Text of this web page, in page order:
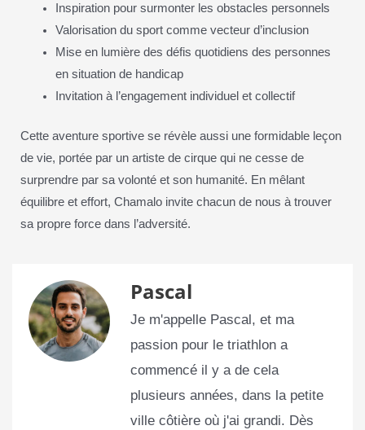
Inspiration pour surmonter les obstacles personnels
Valorisation du sport comme vecteur d’inclusion
Mise en lumière des défis quotidiens des personnes
en situation de handicap
Invitation à l’engagement individuel et collectif
Cette aventure sportive se révèle aussi une formidable leçon
de vie, portée par un artiste de cirque qui ne cesse de
surprendre par sa volonté et son humanité. En mêlant
équilibre et effort, Chamalo invite chacun de nous à trouver
sa propre force dans l’adversité.
Pascal
Je m'appelle Pascal, et ma
passion pour le triathlon a
commencé il y a de cela
plusieurs années, dans la petite
ville côtière où j'ai grandi. Dès